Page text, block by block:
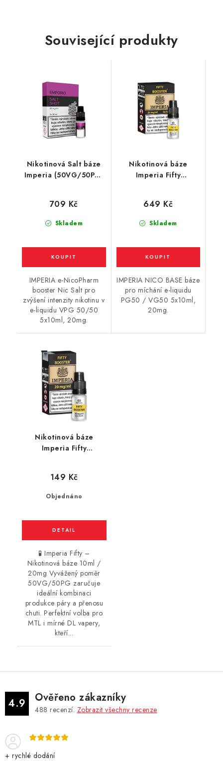
Související produkty
Nikotinová Salt báze
Imperia (50VG/50PG)
Skladem
709 Kč
IMPERIA e-NicoPharm
booster Nic Salt pro
zvýšení intenzity nikotinu v
e-liquidu VPG 50/50
5x10ml, 20mg.
Nikotinová báze
Imperia Fifty
Skladem
649 Kč
IMPERIA NICO BASE báze
pro míchání e-liquidu
PG50 / VG50 5x10ml,
20mg.
Nikotinová báze
Imperia Fifty
Objednáno
149 Kč
🧪 Imperia Fifty –
Nikotinová báze 10ml /
20mg Vyvážený poměr
50VG/50PG zaručuje
ideální kombinaci
produkce páry a přenosu
chuti. Perfektní volba pro
MTL i mírné DL vapery,
kteří...
4.9 Ověřeno zákazníky
488 recenzí. Zobrazit všechny recenze
+ rychlé dodání